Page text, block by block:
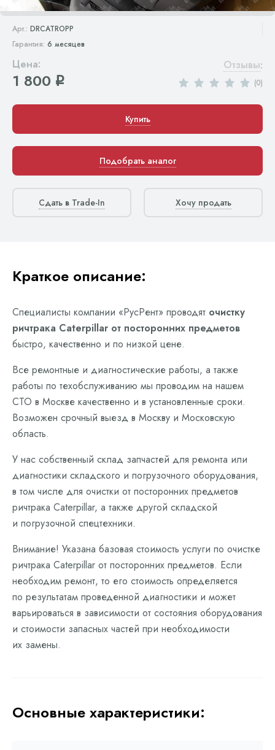
Арт.: DRCATROPP
Гарантия: 6 месяцев
Цена:
1 800 q
Отзывы:
(0)
Купить
Подобрать аналог
Сдать в Trade-In Хочу продать
Краткое описание:
Специалисты компании «РусРент» проводят очистку
ричтрака Caterpillar от посторонних предметов
быстро, качественно и по низкой цене.
Все ремонтные и диагностические работы, а также
работы по техобслуживанию мы проводим на нашем
СТО в Москве качественно и в установленные сроки.
Возможен срочный выезд в Москву и Московскую
область.
У нас собственный склад запчастей для ремонта или
диагностики складского и погрузочного оборудования,
в том числе для очистки от посторонних предметов
ричтрака Caterpillar, а также другой складской
и погрузочной спецтехники.
Внимание! Указана базовая стоимость услуги по очистке
ричтрака Caterpillar от посторонних предметов. Если
необходим ремонт, то его стоимость определяется
по результатам проведенной диагностики и может
варьироваться в зависимости от состояния оборудования
и стоимости запасных частей при необходимости
их замены.
Основные характеристики: